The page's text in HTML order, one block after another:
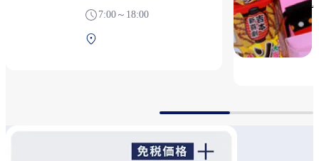
7:00～18:00